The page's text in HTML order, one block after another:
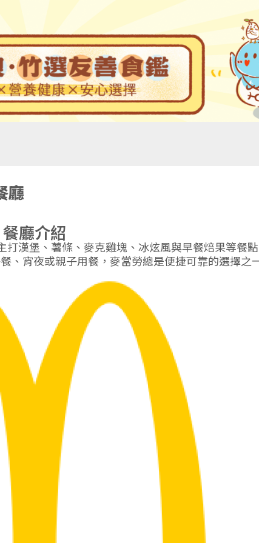
廳
餐廳介紹
漢堡、薯條、麥克雞塊、冰炫風與早餐焙果等餐
、宵夜或親子用餐，麥當勞總是便捷可靠的選擇之